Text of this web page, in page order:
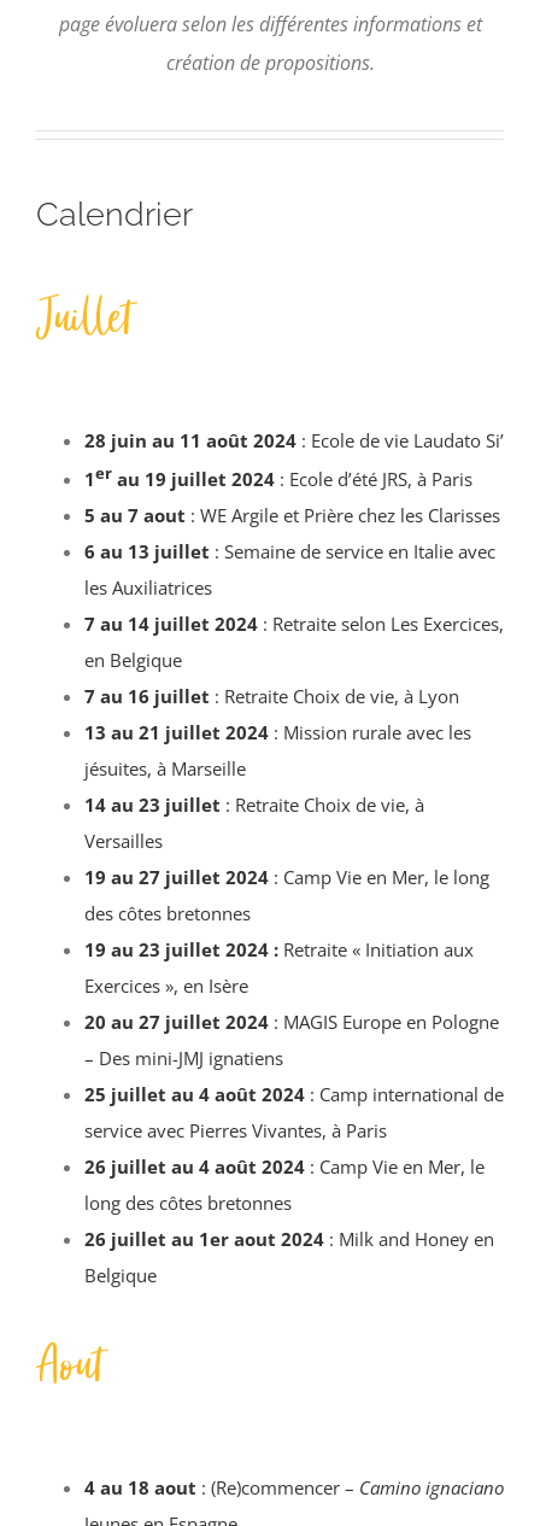
page évoluera selon les différentes informations et
création de propositions.
Calendrier
Juillet
28 juin au 11 août 2024 : Ecole de vie Laudato Si’
1erau 19 juillet 2024: Ecole d’été JRS, à Paris
5 au 7 aout : WE Argile et Prière chez les Clarisses
6 au 13 juillet : Semaine de service en Italie avec
les Auxiliatrices
7 au 14 juillet 2024: Retraite selon Les Exercices,
en Belgique
7 au 16 juillet : Retraite Choix de vie, à Lyon
13 au 21 juillet 2024: Mission rurale avec les
jésuites, à Marseille
14 au 23 juillet : Retraite Choix de vie, à
Versailles
19 au 27 juillet 2024: Camp Vie en Mer, le long
des côtes bretonnes
19 au 23 juillet 2024 :Retraite « Initiation aux
Exercices », en Isère
20 au 27 juillet 2024 : MAGIS Europe en Pologne
– Des mini-JMJ ignatiens
25 juillet au 4 août 2024: Camp international de
service avec Pierres Vivantes, à Paris
26 juillet au 4 août 2024: Camp Vie en Mer, le
long des côtes bretonnes
26 juillet au 1er aout 2024: Milk and Honey en
Belgique
Aout
4 au 18 aout : (Re)commencer – Camino ignaciano